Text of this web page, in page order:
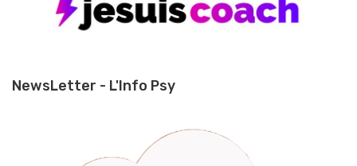
NewsLetter - L'Info Psy